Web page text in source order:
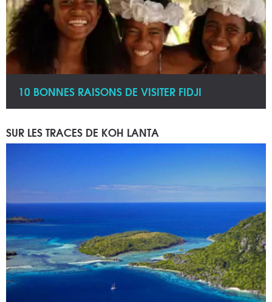
10 BONNES RAISONS DE VISITER FIDJI
SUR LES TRACES DE KOH LANTA